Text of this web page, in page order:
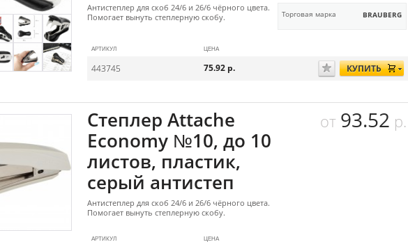
Антистеплер для скоб 24/6 и 26/6 чёрного цвета.
Помогает вынуть степлерную скобу.
Торговая марка BRAUBERG
АРТИКУЛ ЦЕНА
443745 75.92 р. КУПИТЬ
Степлер Attache
Economy №10, до 10
листов, пластик,
серый антистеп
от 93.52 р.
Антистеплер для скоб 24/6 и 26/6 чёрного цвета.
Помогает вынуть степлерную скобу.
АРТИКУЛ ЦЕНА